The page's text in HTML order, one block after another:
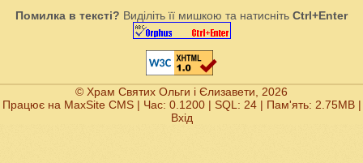
Помилка в тексті? Виділіть її мишкою та натисніть Ctrl+Enter
© Храм Святих Ольги і Єлизавети, 2026
Працює на MaxSite CMS| Час: 0.1200 | SQL: 24 | Пам'ять: 2.75MB|
Вхід